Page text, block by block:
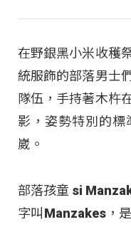
在野銀黑小米收穫
統服飾的部落男士
隊伍，手持著木杵
影，姿勢特別的
崴。
部落孩童 si
字叫Manzakes，